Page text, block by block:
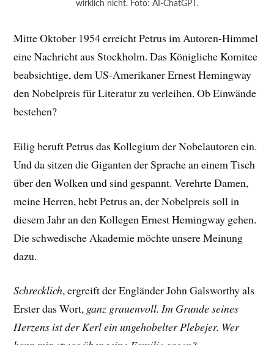
wirklich nicht. Foto: AI-ChatGPT.
Mitte Oktober 1954 erreicht Petrus im Autoren-Himmel
eine Nachricht aus Stockholm. Das Königliche Komitee
beabsichtige, dem US-Amerikaner Ernest Hemingway
den Nobelpreis für Literatur zu verleihen. Ob Einwände
bestehen?
Eilig beruft Petrus das Kollegium der Nobelautoren ein.
Und da sitzen die Giganten der Sprache an einem Tisch
über den Wolken und sind gespannt. Verehrte Damen,
meine Herren, hebt Petrus an, der Nobelpreis soll in
diesem Jahr an den Kollegen Ernest Hemingway gehen.
Die schwedische Akademie möchte unsere Meinung
dazu.
Schrecklich, ergreift der Engländer John Galsworthy als
Erster das Wort, ganz grauenvoll. Im Grunde seines
Herzens ist der Kerl ein ungehobelter Plebejer. Wer